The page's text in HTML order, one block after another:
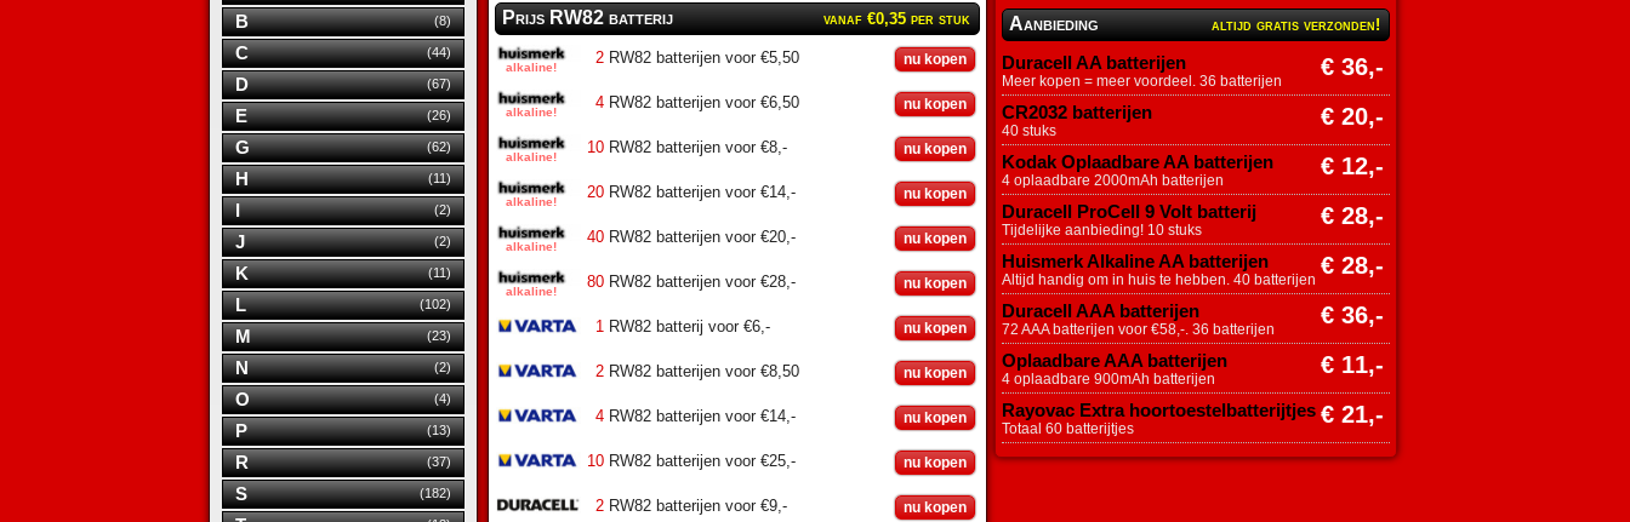
Prijs RW82 batterij vanaf €0,35 per stuk
2 RW82 batterijen voor €5,50 nu kopen
4 RW82 batterijen voor €6,50 nu kopen
10 RW82 batterijen voor €8,- nu kopen
20 RW82 batterijen voor €14,- nu kopen
40 RW82 batterijen voor €20,- nu kopen
80 RW82 batterijen voor €28,- nu kopen
1 RW82 batterij voor €6,- nu kopen
2 RW82 batterijen voor €8,50 nu kopen
4 RW82 batterijen voor €14,- nu kopen
10 RW82 batterijen voor €25,- nu kopen
2 RW82 batterijen voor €9,- nu kopen
B (8)
C (44)
D (67)
E (26)
G (62)
H (11)
I (2)
J (2)
K (11)
L (102)
M (23)
N (2)
O (4)
P (13)
R (37)
S (182)
Aanbieding altijd gratis verzonden!
Duracell AA batterijen € 36,-
Meer kopen = meer voordeel. 36 batterijen
CR2032 batterijen € 20,-
40 stuks
Kodak Oplaadbare AA batterijen € 12,-
4 oplaadbare 2000mAh batterijen
Duracell ProCell 9 Volt batterij € 28,-
Tijdelijke aanbieding! 10 stuks
Huismerk Alkaline AA batterijen € 28,-
Altijd handig om in huis te hebben. 40 batterijen
Duracell AAA batterijen € 36,-
72 AAA batterijen voor €58,-. 36 batterijen
Oplaadbare AAA batterijen € 11,-
4 oplaadbare 900mAh batterijen
Rayovac Extra hoortoestelbatterijtjes € 21,-
Totaal 60 batterijtjes